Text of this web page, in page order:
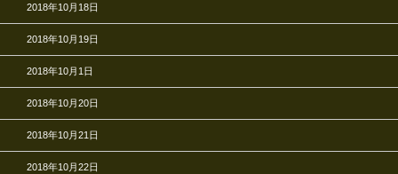
2018年10月18日
2018年10月19日
2018年10月1日
2018年10月20日
2018年10月21日
2018年10月22日